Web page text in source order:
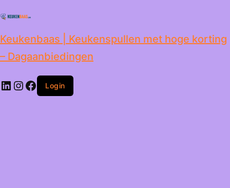
inhoud
Keukenbaas | Keukenspullen met hoge korting
– Dagaanbiedingen
Login